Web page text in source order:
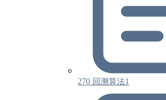
270 回溯算法1